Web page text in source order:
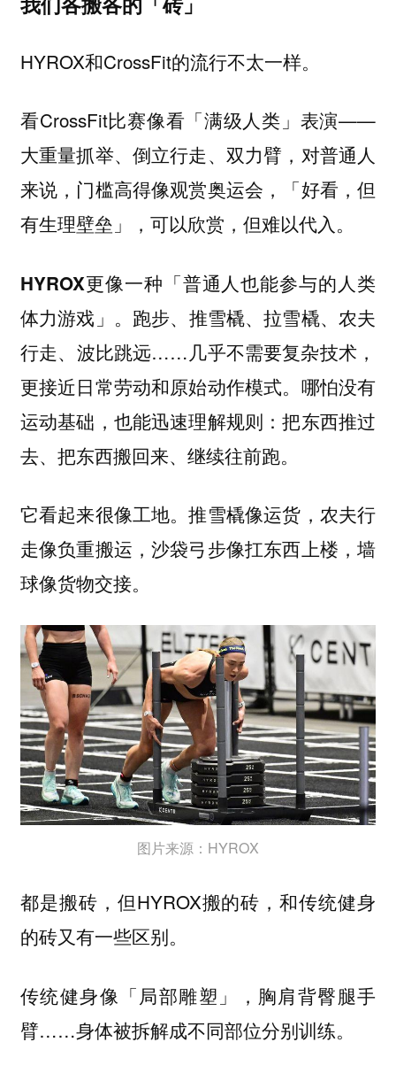
HYROX和CrossFit的流行不太一样。
看CrossFit比赛像看「满级人类」表演——
大重量抓举、倒立行走、双力臂，对普通人
来说，门槛高得像观赏奥运会，「好看，但
有生理壁垒」，可以欣赏，但难以代入。
HYROX更像一种「普通人也能参与的人类
体力游戏」 。跑步、推雪橇、拉雪橇、农夫
行走、波比跳远……几乎不需要复杂技术，
更接近日常劳动和原始动作模式。哪怕没有
运动基础，也能迅速理解规则：把东西推过
去、把东西搬回来、继续往前跑。
它看起来很像工地。推雪橇像运货，农夫行
走像负重搬运，沙袋弓步像扛东西上楼，墙
球像货物交接。
图片来源：HYROX
都是搬砖，但HYROX搬的砖，和传统健身
的砖又有一些区别。
传统健身像「局部雕塑」，胸肩背臀腿手
臂……身体被拆解成不同部位分别训练。